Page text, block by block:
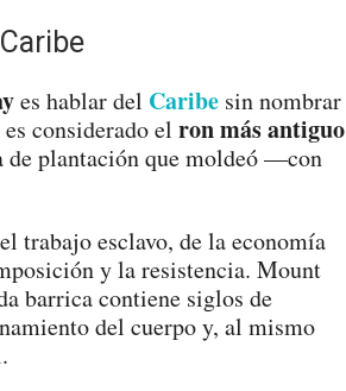
es hablar del Caribe sin nombrar
considerado el ron más antiguo
de plantación que moldeó —con
trabajo esclavo, de la economía
y la resistencia. Mount
barrica contiene siglos de
del cuerpo y, al mismo